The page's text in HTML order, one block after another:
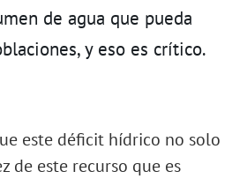
de agua que pueda
y eso es crítico.
este déficit hídrico no solo
de este recurso que es